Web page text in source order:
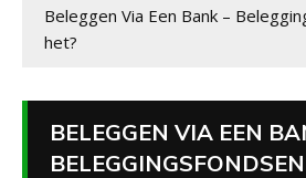
Beleggen Via Een Bank –
het?
BELEGGEN VIA EEN